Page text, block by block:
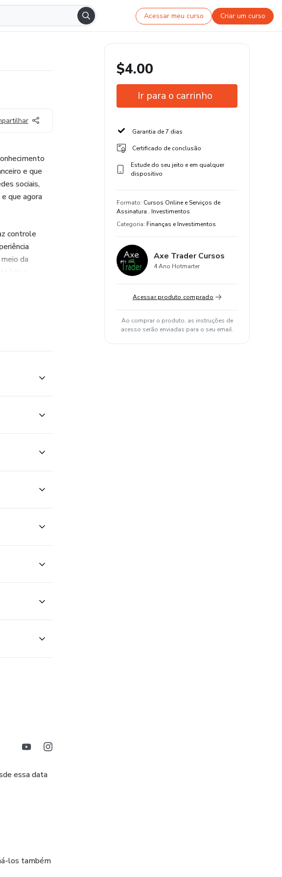
Acessar meu curso Criar um curso
e que
sociais,
que agora
controle
da
e
dessas
essa data
los também
$4.00
Ir para o carrinho
Garantia de 7 dias
Certificado de conclusão
Estude do seu jeito e em qualquer
dispositivo
Formato: Cursos Online e Serviços de
Assinatura . Investimentos
Categoria: Finanças e Investimentos
Axe Trader Cursos
4 Ano Hotmarter
Acessar produto comprado
Ao comprar o produto, as instruções de
acesso serão enviadas para o seu email.